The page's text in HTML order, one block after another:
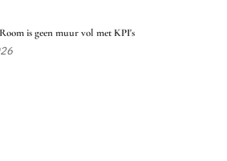
is geen muur vol met KPI's